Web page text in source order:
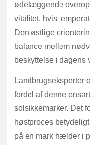
ødelæggende
vitalitet, hvis
Den østlige
balance mellem
beskyttelse i dagens
Landbrugseksperter
fordel af denne
solsikkemarker. Det
høstproces
på en mark hælder i